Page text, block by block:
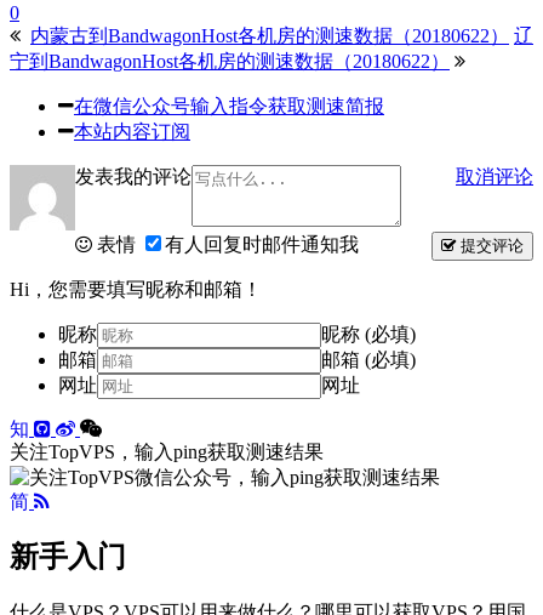
0
内蒙古到BandwagonHost各机房的测速数据（20180622）
辽
宁到BandwagonHost各机房的测速数据（20180622）
在微信公众号输入指令获取测速简报
本站内容订阅
发表我的评论 取消评论
提交评论
表情 有人回复时邮件通知我
Hi，您需要填写昵称和邮箱！
昵称
昵称 (必填)
邮箱
邮箱 (必填)
网址
网址
知
关注TopVPS，输入ping获取测速结果
简
新手入门